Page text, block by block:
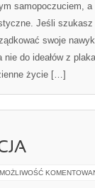
samopoczuciem,
Jeśli
swoje
do ideałów z
życie […]
MOŻLIWOŚĆ